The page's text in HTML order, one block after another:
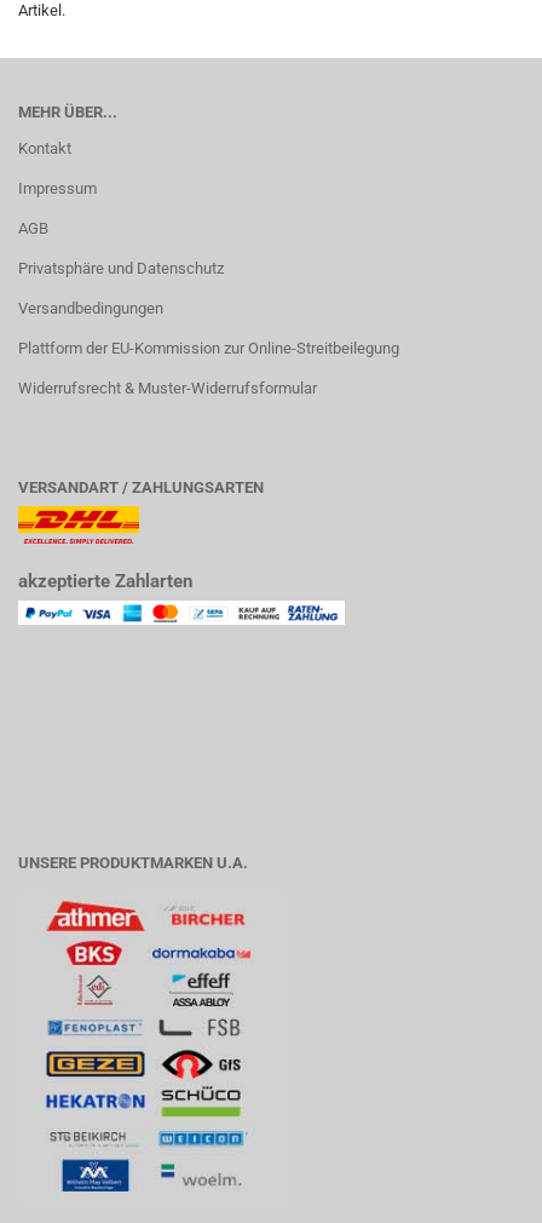
Artikel.
MEHR ÜBER...
Kontakt
Impressum
AGB
Privatsphäre und Datenschutz
Versandbedingungen
Plattform der EU-Kommission zur Online-Streitbeilegung
Widerrufsrecht & Muster-Widerrufsformular
VERSANDART / ZAHLUNGSARTEN
akzeptierte Zahlarten
UNSERE PRODUKTMARKEN U.A.